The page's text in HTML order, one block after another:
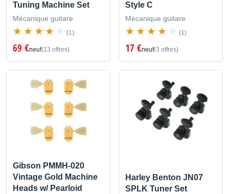
Tuning Machine Set
Mécanique guitare
(1)
69 €neuf(13 offres)
Style C
Mécanique guitare
(1)
17 €neuf(3 offres)
Gibson PMMH-020
Vintage Gold Machine
Heads w/ Pearloid
Harley Benton JN07
SPLK Tuner Set